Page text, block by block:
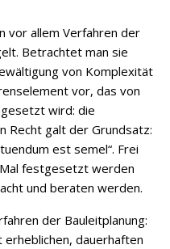
vor allem Verfahren der
Betrachtet man sie
von Komplexität
vor, das von
wird: die
Recht galt der Grundsatz:
est semel“. Frei
festgesetzt werden
und beraten werden.
der Bauleitplanung:
dauerhaften